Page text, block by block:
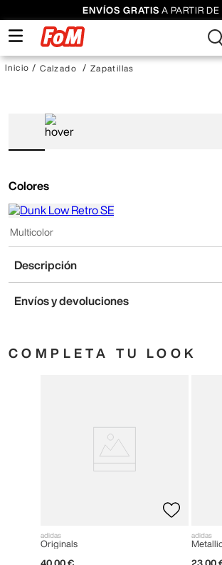
ENVÍOS GRATIS A PARTIR
Calzado Zapatillas
Colores
Multicolor
Descripción
Envíos y devoluciones
COMPLETA TU LOOK
adidas
Originals
40,00 €
adidas
23,00